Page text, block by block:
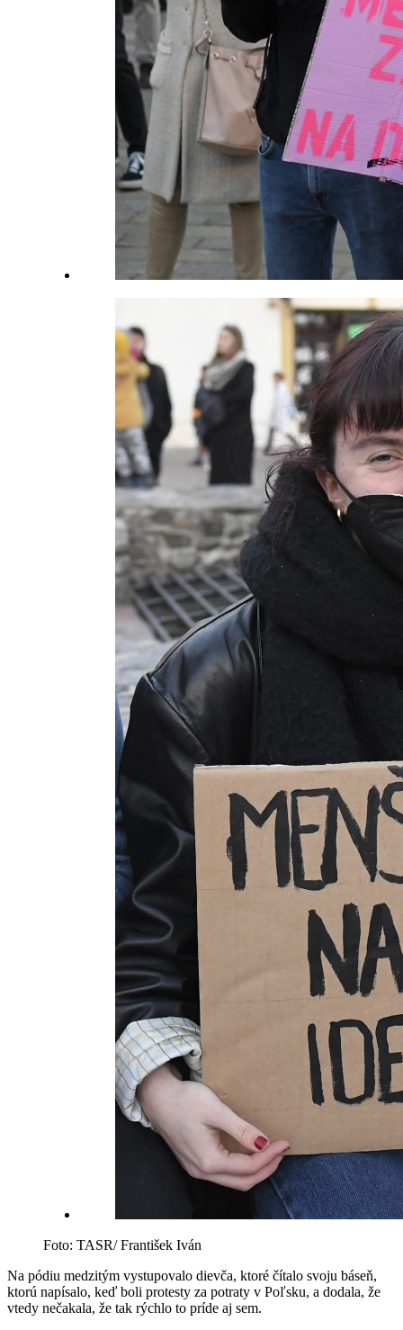
Foto: TASR/ František Iván
Na pódiu medzitým vystupovalo dievča, ktoré čítalo svoju báseň,
ktorú napísalo, keď boli protesty za potraty v Poľsku, a dodala, že
vtedy nečakala, že tak rýchlo to príde aj sem.